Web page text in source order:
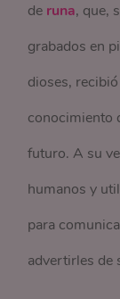
de runa, que,
grabados en
dioses,
conocimiento
futuro. A su
humanos y
para
advertirles de